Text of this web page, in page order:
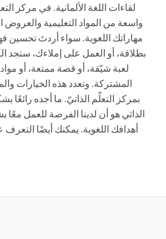
لقاءات اللغة الألمانية. في مركز
واسعة من المواد التعليمية
مهاراتك اللغوية. سواء أردتَ تحسين
بطلاقة، أو العمل على إملاءك، ستجد
لعبة شيّقة، أو قصة ممتعة، أو مواد
المشتركة. وتعدد هذه الخيارات
بمركز التعلّم الذاتيّ. ما أجده
الذاتي هو أن لدينا الفرصة للعمل
أهدافك اللغوية. يمكنك أيضًا